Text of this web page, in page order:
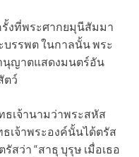
รั้งที่พระศากยมุนีสัมมา
รรพต ในกาลนั้น พระ
นุญาตแสดงมนตร์อัน
ตว์
เจ้านามว่าพระสหัส
เจ้าพระองค์นั้นได้ตรัส
สว่า “สาธุ บุรุษ เมื่อเธอ